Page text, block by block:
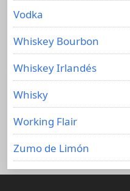
Vodka
Whiskey Bourbon
Whiskey Irlandés
Whisky
Working Flair
Zumo de Limón